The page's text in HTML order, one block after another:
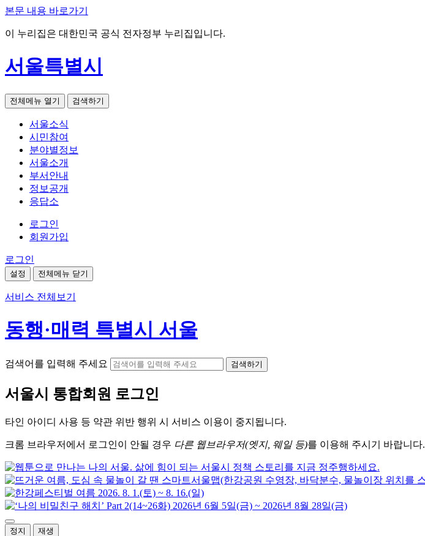
본문 내용 바로가기
이 누리집은 대한민국 공식 전자정부 누리집입니다.
서울특별시
전체메뉴 열기 검색하기
서울소식
시민참여
분야별정보
서울소개
부서안내
정보공개
응답소
로그인
회원가입
로그인
설정 전체메뉴 닫기
서비스 전체보기
동행·매력 특별시 서울
검색어를 입력해 주세요 검색하기
서울시 통합회원 로그인
타인 아이디 사용 등 약관 위반 행위 시 서비스 이용이 중지됩니다.
크롬 브라우저에서 로그인이 안될 경우 다른 웹브라우저(엣지, 웨일 등)를 이용해 주시기 바랍니다.
정지 재생